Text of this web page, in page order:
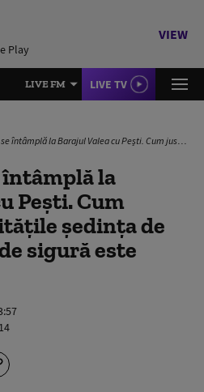
Play
VIEW
LIVE FM LIVE TV
la Barajul Valea cu Pești. Cum justifică autoritățile ședința de urgență și cât de sigură este structura
întâmplă la
Pești. Cum
ședința de
sigură este